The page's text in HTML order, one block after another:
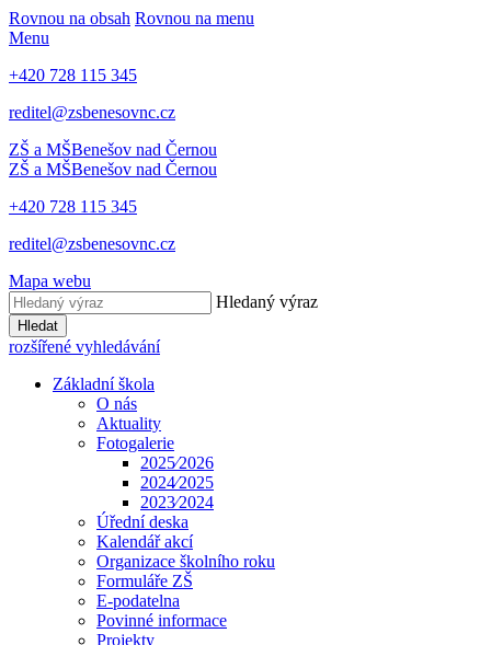
Rovnou na obsah Rovnou na menu
Menu
+420 728 115 345
reditel@zsbenesovnc.cz
ZŠ a MŠBenešov nad Černou
ZŠ a MŠBenešov nad Černou
+420 728 115 345
reditel@zsbenesovnc.cz
Mapa webu
Hledaný výraz
Hledat
rozšířené vyhledávání
Základní škola
O nás
Aktuality
Fotogalerie
2025⁄2026
2024⁄2025
2023⁄2024
Úřední deska
Kalendář akcí
Organizace školního roku
Formuláře ZŠ
E-podatelna
Povinné informace
Projekty